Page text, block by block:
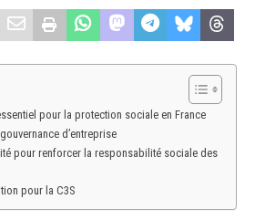
pour la protection sociale en France
d’entreprise
pour renforcer la responsabilité sociale des
pour la C3S